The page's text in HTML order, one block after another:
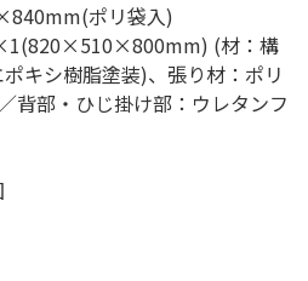
ポリ袋入)
(材：構
キシ樹脂塗装)、張り材：ポリ
背部・ひじ掛け部：ウレタンフ